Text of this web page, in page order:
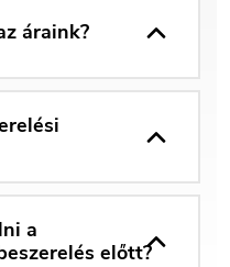
áraink?
a
előtt?